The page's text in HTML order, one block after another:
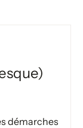
démarches